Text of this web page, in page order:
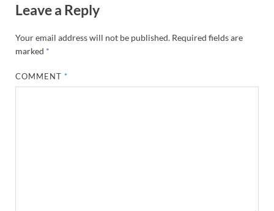
Leave a Reply
Your email address will not be published. Required fields are
marked *
COMMENT*